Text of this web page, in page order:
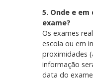
5. Onde e
exame?
Os exames
escola ou em
proximidades
informação
data do